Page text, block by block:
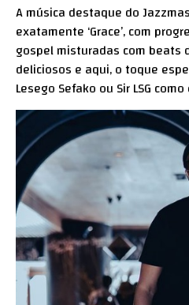
A música destaque do
exatamente ‘Grace’, com
gospel misturadas com beats
deliciosos e aqui, o toque
Lesego Sefako ou Sir LSG